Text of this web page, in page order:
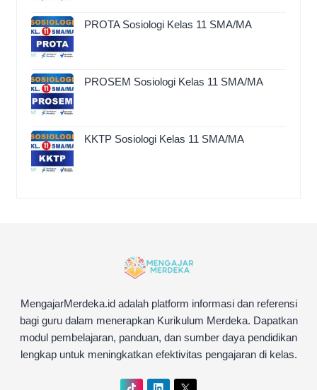
PROTA Sosiologi Kelas 11 SMA/MA
PROSEM Sosiologi Kelas 11 SMA/MA
KKTP Sosiologi Kelas 11 SMA/MA
MengajarMerdeka.id adalah platform informasi dan referensi
bagi guru dalam menerapkan Kurikulum Merdeka. Dapatkan
modul pembelajaran, panduan, dan sumber daya pendidikan
lengkap untuk meningkatkan efektivitas pengajaran di kelas.